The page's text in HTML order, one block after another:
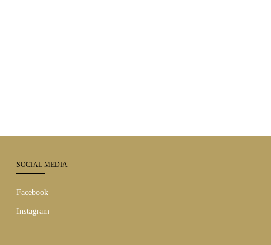
SOCIAL MEDIA
Facebook
Instagram